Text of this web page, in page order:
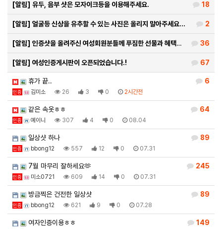
18
[알림] 유두, 음부 샷은 모자이크등을 이용해주세요.
2
[알림] 얼굴등 신상을 유추할 수 있는 사진은 올리지 말아주세요…
36
[알림] 인증샷을 올려주신 여성회원분들께 푸짐한 선물과 혜택을 …
67
[알림] 여성인증게시판이 오픈되었습니다.!
6
휴가 끝..
인증 김미소 26 3 0 2시간전
64
같은 속옷ㅎㅎ
인증 예이니 307 4 0 08.04
89
일상샷 하나
인증 bbong12 557 12 0 07.31
245
7월 마무리 잘하세요🫶
인증 미소0721 609 14 0 07.31
89
방금찍은 건전한 일상샷
인증 bbong12 621 9 0 07.28
149
여자인증이용ㅎㅎ